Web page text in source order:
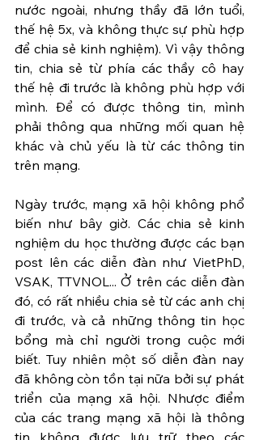
nước ngoài, nhưng thầy đã lớn tuổi,
thế hệ 5x, và không thực sự phù hợp
để chia sẻ kinh nghiệm). Vì vậy thông
tin, chia sẻ từ phía các thầy cô hay
thế hệ đi trước là không phù hợp với
mình. Để có được thông tin, mình
phải thông qua những mối quan hệ
khác và chủ yếu là từ các thông tin
trên mạng.
Ngày trước, mạng xã hội không phổ
biến như bây giờ. Các chia sẻ kinh
nghiệm du học thường được các bạn
post lên các diễn đàn như VietPhD,
VSAK, TTVNOL... Ở trên các diễn đàn
đó, có rất nhiều chia sẻ từ các anh chị
đi trước, và cả những thông tin học
bổng mà chỉ người trong cuộc mới
biết. Tuy nhiên một số diễn đàn nay
đã không còn tồn tại nữa bởi sự phát
triển của mạng xã hội. Nhược điểm
của các trang mạng xã hội là thông
tin không được lưu trữ theo các